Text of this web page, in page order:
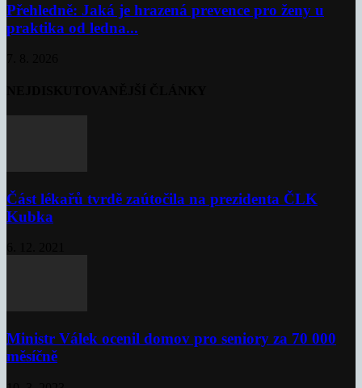
Přehledně: Jaká je hrazená prevence pro ženy u
praktika od ledna...
Část lékařů tvrdě zaútočila na prezidenta ČLK
Kubka
Ministr Válek ocenil domov pro seniory za 70 000
měsíčně